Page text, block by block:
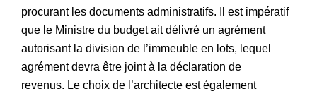
procurant les documents administratifs. Il est impératif
que le Ministre du budget ait délivré un agrément
autorisant la division de l’immeuble en lots, lequel
agrément devra être joint à la déclaration de
revenus. Le choix de l’architecte est également